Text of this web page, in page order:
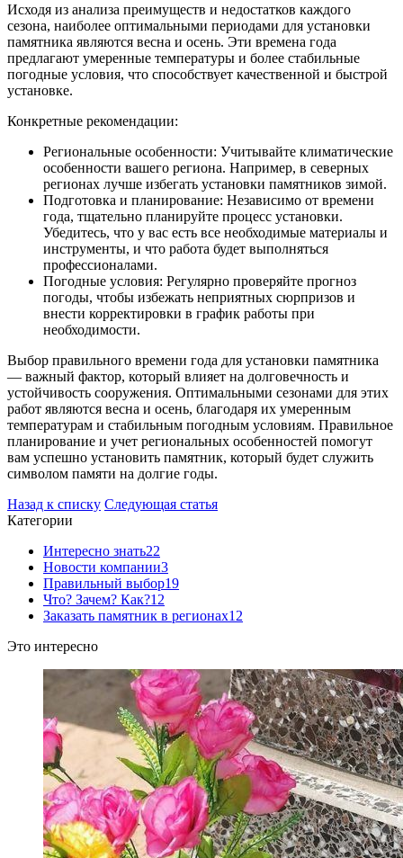
Исходя из анализа преимуществ и недостатков каждого
сезона, наиболее оптимальными периодами для установки
памятника являются весна и осень. Эти времена года
предлагают умеренные температуры и более стабильные
погодные условия, что способствует качественной и быстрой
установке.
Конкретные рекомендации:
Региональные особенности: Учитывайте климатические
особенности вашего региона. Например, в северных
регионах лучше избегать установки памятников зимой.
Подготовка и планирование: Независимо от времени
года, тщательно планируйте процесс установки.
Убедитесь, что у вас есть все необходимые материалы и
инструменты, и что работа будет выполняться
профессионалами.
Погодные условия: Регулярно проверяйте прогноз
погоды, чтобы избежать неприятных сюрпризов и
внести корректировки в график работы при
необходимости.
Выбор правильного времени года для установки памятника
— важный фактор, который влияет на долговечность и
устойчивость сооружения. Оптимальными сезонами для этих
работ являются весна и осень, благодаря их умеренным
температурам и стабильным погодным условиям. Правильное
планирование и учет региональных особенностей помогут
вам успешно установить памятник, который будет служить
символом памяти на долгие годы.
Назад к списку Следующая статья
Категории
Интересно знать22
Новости компании3
Правильный выбор19
Что? Зачем? Как?12
Заказать памятник в регионах12
Это интересно